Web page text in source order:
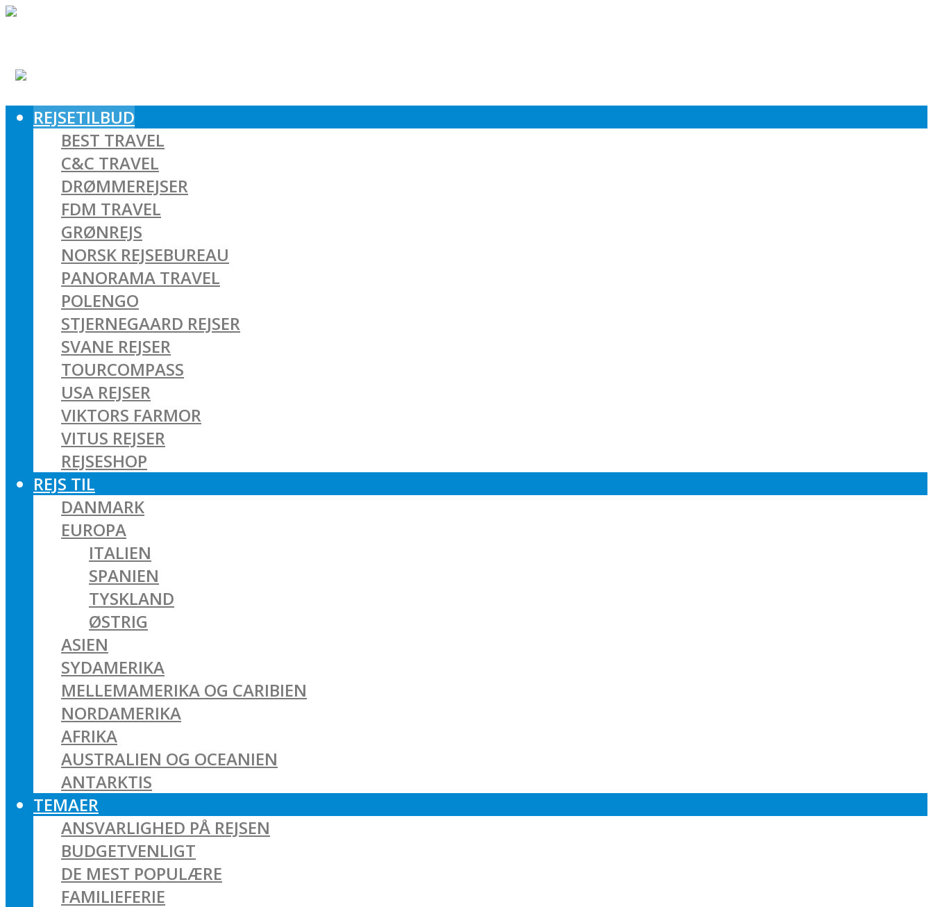
REJSETILBUD
BEST TRAVEL
C&C TRAVEL
DRØMMEREJSER
FDM TRAVEL
GRØNREJS
NORSK REJSEBUREAU
PANORAMA TRAVEL
POLENGO
STJERNEGAARD REJSER
SVANE REJSER
TOURCOMPASS
USA REJSER
VIKTORS FARMOR
VITUS REJSER
REJSESHOP
REJS TIL
DANMARK
EUROPA
ITALIEN
SPANIEN
TYSKLAND
ØSTRIG
ASIEN
SYDAMERIKA
MELLEMAMERIKA OG CARIBIEN
NORDAMERIKA
AFRIKA
AUSTRALIEN OG OCEANIEN
ANTARKTIS
TEMAER
ANSVARLIGHED PÅ REJSEN
BUDGETVENLIGT
DE MEST POPULÆRE
FAMILIEFERIE